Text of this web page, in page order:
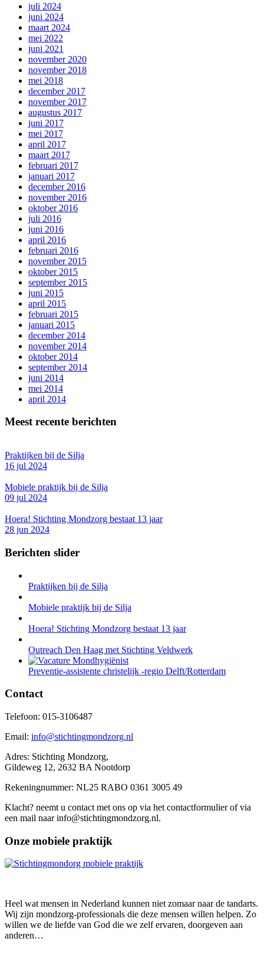
juli 2024
juni 2024
maart 2024
mei 2022
juni 2021
november 2020
november 2018
mei 2018
december 2017
november 2017
augustus 2017
juni 2017
mei 2017
april 2017
maart 2017
februari 2017
januari 2017
december 2016
november 2016
oktober 2016
juli 2016
juni 2016
april 2016
februari 2016
november 2015
oktober 2015
september 2015
juni 2015
april 2015
februari 2015
januari 2015
december 2014
november 2014
oktober 2014
september 2014
juni 2014
mei 2014
april 2014
Meest recente berichten
Praktijken bij de Silja
16 jul 2024
Mobiele praktijk bij de Silja
09 jul 2024
Hoera! Stichting Mondzorg bestaat 13 jaar
28 jun 2024
Berichten slider
Praktijken bij de Silja
Mobiele praktijk bij de Silja
Hoera! Stichting Mondzorg bestaat 13 jaar
Outreach Den Haag met Stichting Veldwerk
Preventie-assistente christelijk -regio Delft/Rotterdam
Contact
Telefoon: 015-3106487
Email: info@stichtingmondzorg.nl
Adres: Stichting Mondzorg,
Gildeweg 12, 2632 BA Nootdorp
Rekeningnummer: NL25 RABO 0361 3005 49
Klacht? neemt u contact met ons op via het contactformulier of via
een mail naar info@stichtingmondzorg.nl.
Onze mobiele praktijk
Heel wat mensen in Nederland kunnen niet zomaar naar de tandarts.
Wij zijn mondzorg-professionals die deze mensen willen helpen. Zo
willen we de liefde van God die we zelf ervaren, doorgeven aan
anderen…